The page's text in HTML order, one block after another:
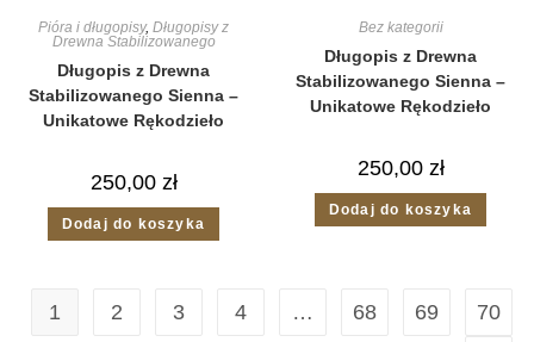
Pióra i długopisy, Długopisy z
Drewna Stabilizowanego
Długopis z Drewna
Stabilizowanego Sienna –
Unikatowe Rękodzieło
250,00 zł
Dodaj do koszyka
Bez kategorii
Długopis z Drewna
Stabilizowanego Sienna –
Unikatowe Rękodzieło
250,00 zł
Dodaj do koszyka
1 2 3 4 … 68 69 70